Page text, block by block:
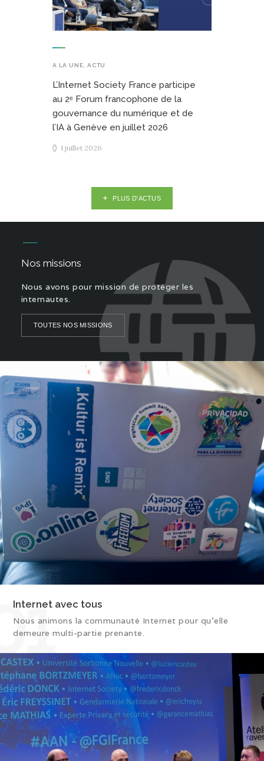
A LA UNE ,ACTU
L’Internet Society France participe
au 2ᵉ Forum francophone de la
gouvernance du numérique et de
l’IA à Genève en juillet 2026
1 juillet 2026
PLUS D'ACTUS
Nos missions
Nous avons pour mission de protéger les
internautes.
TOUTES NOS MISSIONS
Internet avec tous
Nous animons la communauté Internet pour qu’elle
demeure multi-partie prenante.